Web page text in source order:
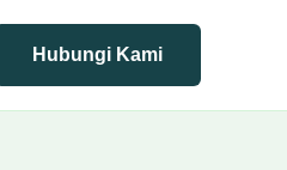
Hubungi Kami